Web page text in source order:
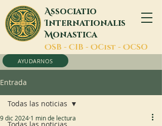
Associatio
Internationalis
Monastica
OSB - CIB - OCist - OCSO
AYUDARNOS
Entrada
Todas las noticias
9 dic 2024 1 min de lectura